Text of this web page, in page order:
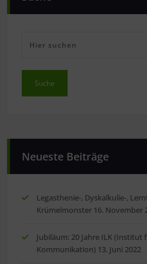
Neueste Beiträge
Legasthenie-, Dyskalkulie-,
Krümelmonster 16. November
Jubiläum: 20 Jahre ILK
Kommunikation) 13. Juni 2022